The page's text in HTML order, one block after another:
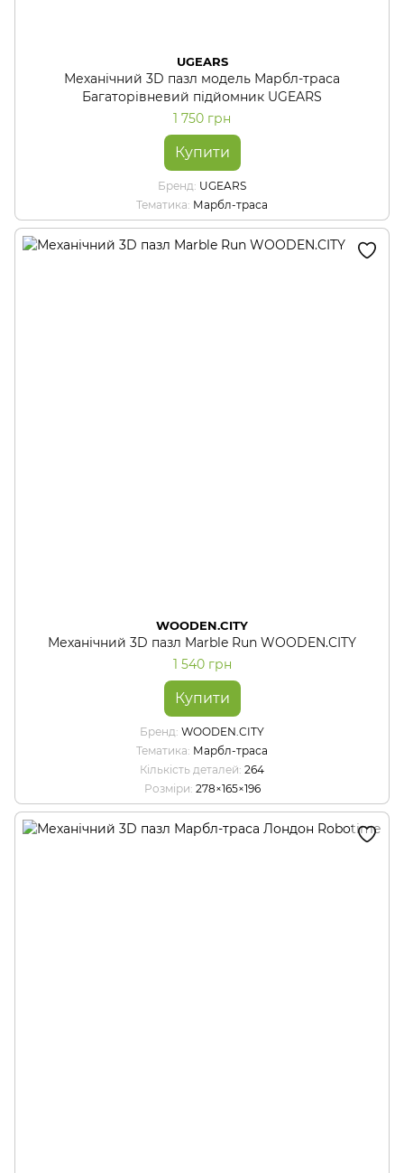
UGEARS
Механічний 3D пазл модель Марбл-траса
Багаторівневий підйомник UGEARS
1 750 грн
Купити
Бренд UGEARS
Тематика Марбл-траса
WOODEN.CITY
Механічний 3D пазл Marble Run WOODEN.CITY
1 540 грн
Купити
Бренд WOODEN.CITY
Тематика Марбл-траса
Кількість деталей 264
Розміри 278×165×196